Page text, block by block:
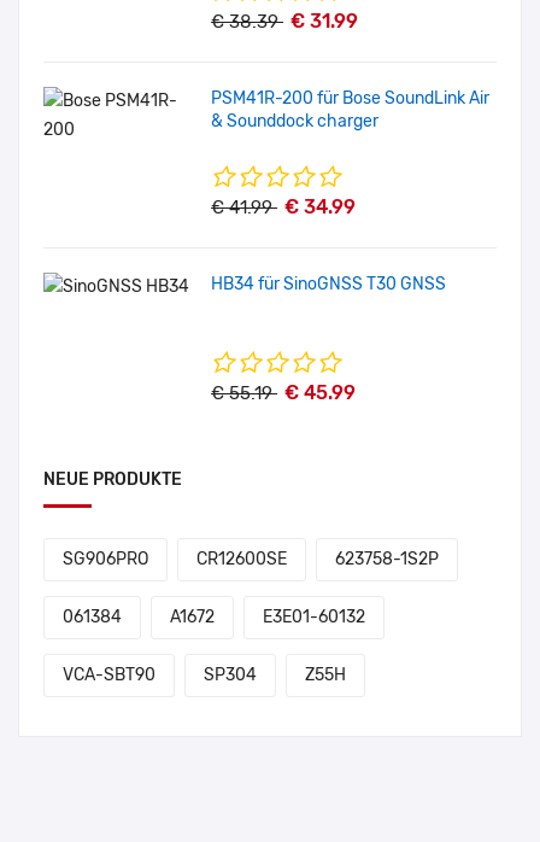
€ 38.39 € 31.99
PSM41R-200 für Bose SoundLink Air
& Sounddock charger
€ 41.99 € 34.99
HB34 für SinoGNSS T30 GNSS
€ 55.19 € 45.99
NEUE PRODUKTE
SG906PRO CR12600SE 623758-1S2P
061384 A1672 E3E01-60132
VCA-SBT90 SP304 Z55H